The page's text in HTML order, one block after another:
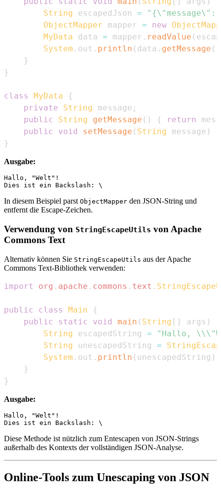
String escapedJson =
ObjectMapper mapper = new
MyData data = mapper . readValue (
System . out . println ( data . getMessage (
}
}
class MyData
{
private
String message ;
public
String getMessage ( ) { return
public
void setMessage ( String message )
}
Ausgabe:
Hallo, "Welt"!
In diesem Beispiel parst ObjectMapper den JSON-String und
entfernt die Escape-Zeichen.
Verwendung von StringEscapeUtils von Apache
Commons Text
Alternativ können Sie StringEscapeUtils aus der Apache
Commons Text-Bibliothek verwenden:
import org . apache . commons . text .
public class Main
{
public
static void main ( String [ ] args )
String escapedString =
"Hallo,
String unescapedString =
System . out . println ( unescapedString )
}
}
Ausgabe:
Hallo, "Welt"!
Diese Methode ist nützlich zum Entescapen von JSON-Strings
außerhalb des Kontexts der vollständigen JSON-Analyse.
Online-Tools zum Unescaping von JSON